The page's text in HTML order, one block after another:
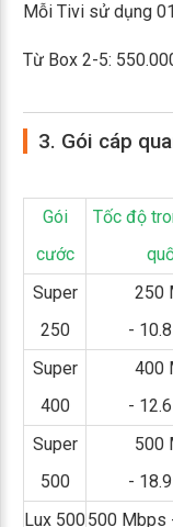
Mỗi Tivi sử dụng
Từ Box 2-5:
3. Gói cáp
Gói
cước
Tốc độ
Super
250
250
-
Super
400
400
-
Super
500
500
-
Lux 500500 Mbps